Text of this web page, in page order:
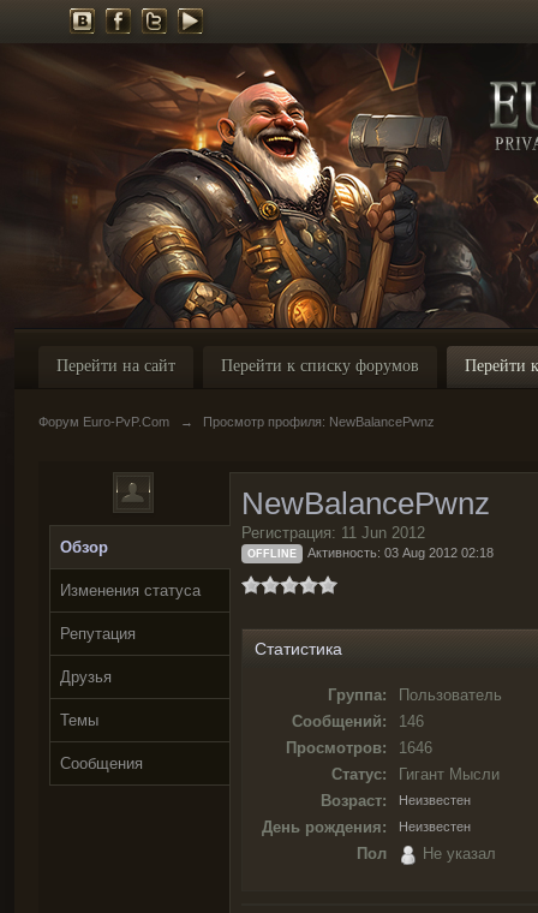
Перейти на сайт Перейти к списку форумов Перейти
Форум Euro-PvP.Com → Просмотр профиля: NewBalancePwnz
Обзор
Изменения статуса
Репутация
Друзья
Темы
Сообщения
NewBalancePwnz
Регистрация: 11 Jun 2012
OFFLINE Активность: 03 Aug 2012 02:18
Статистика
Группа:
Пользователь
Сообщений:
146
Просмотров:
1646
Статус:
Гигант Мысли
Возраст:
Неизвестен
День рождения: Неизвестен
Пол Не указал